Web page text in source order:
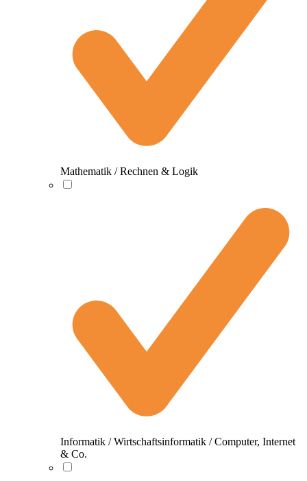
Mathematik / Rechnen & Logik
Informatik / Wirtschaftsinformatik / Computer, Internet
& Co.